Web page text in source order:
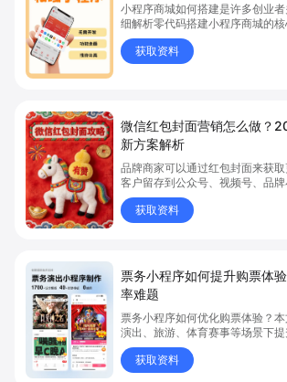
小程序商城如何搭建是许多创业
细解析零代码搭建小程序商城的
商城、商城搭建与零代码开店优势
品上架、全渠道销售及高效会员运
货新模式。点击获取详细操作指南
获取资料
微信红包封面营销怎么做？
新方案解析
品牌商家可以通过红包封面来获
客户留存到公众号、视频号、品
获取资料
票务小程序如何提升购票体
率难题
票务小程序如何优化购票体验？
演出、旅游、体育赛事等场景下
售渠道、实现会员精准营销的具体
“票务小程序”、“购票体验”、“购票
获取资料